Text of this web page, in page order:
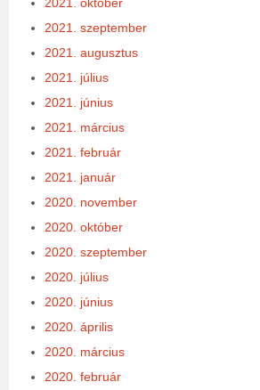
2021. október
2021. szeptember
2021. augusztus
2021. július
2021. június
2021. március
2021. február
2021. január
2020. november
2020. október
2020. szeptember
2020. július
2020. június
2020. április
2020. március
2020. február